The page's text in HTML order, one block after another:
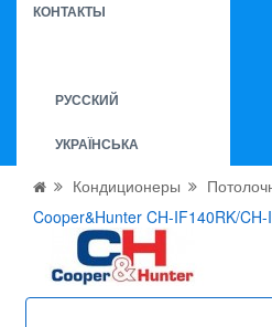
КОНТАКТЫ
РУССКИЙ
УКРАЇНСЬКА
Кондиционеры
Cooper&Hunter CH-IF140RK/CH-